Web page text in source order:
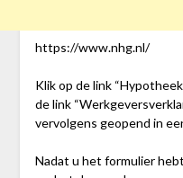
https://www.nhg.nl/
Klik op de link
de link
vervolgens geopend in
Nadat u het formulier